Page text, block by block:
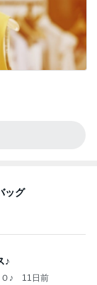
ッグ
♪
♪ 11日前